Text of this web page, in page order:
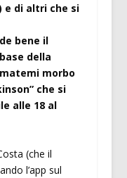
e di altri che si
bene il
della
morbo
che si
alle 18 al
(che il
l’app sul